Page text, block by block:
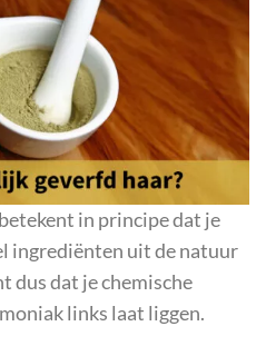
in principe dat je
ingrediënten uit de natuur
dus dat je chemische
links laat liggen.